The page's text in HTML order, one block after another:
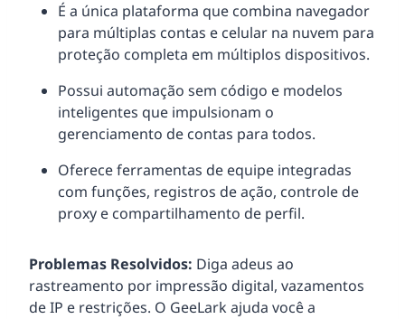
É a única plataforma que combina navegador
para múltiplas contas e celular na nuvem para
proteção completa em múltiplos dispositivos.
Possui automação sem código e modelos
inteligentes que impulsionam o
gerenciamento de contas para todos.
Oferece ferramentas de equipe integradas
com funções, registros de ação, controle de
proxy e compartilhamento de perfil.
Problemas Resolvidos: Diga adeus ao
rastreamento por impressão digital, vazamentos
de IP e restrições. O GeeLark ajuda você a